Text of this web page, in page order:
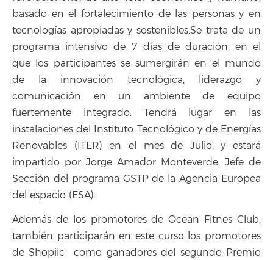
basado en el fortalecimiento de las personas y en
tecnologías apropiadas y sostenibles.Se trata de un
programa intensivo de 7 días de duración, en el
que los participantes se sumergirán en el mundo
de la innovación tecnológica, liderazgo y
comunicación en un ambiente de equipo
fuertemente integrado. Tendrá lugar en las
instalaciones del Instituto Tecnológico y de Energías
Renovables (ITER) en el mes de Julio, y estará
impartido por Jorge Amador Monteverde, Jefe de
Sección del programa GSTP de la Agencia Europea
del espacio (ESA).
Además de los promotores de Ocean Fitnes Club,
también participarán en este curso los promotores
de Shopiic como ganadores del segundo Premio